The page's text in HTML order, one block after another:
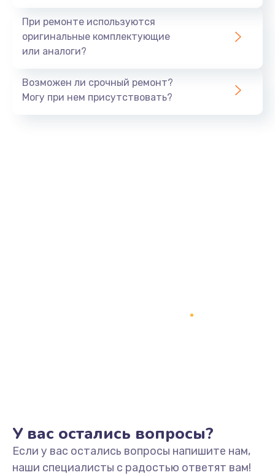
При ремонте используются
оригинальные комплектующие
или аналоги?
Возможен ли срочный ремонт?
Могу при нем присутствовать?
У вас остались вопросы?
Если у вас остались вопросы напишите нам,
наши специалисты с радостью ответят вам!